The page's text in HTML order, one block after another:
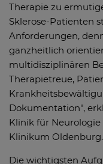
Therapie zu
Sklerose-Patienten
Anforderungen,
ganzheitlich
multidisziplinären
Therapietreue,
Dokumentation",
Klinik für
Klinikum Oldenburg.
Die wichtigsten